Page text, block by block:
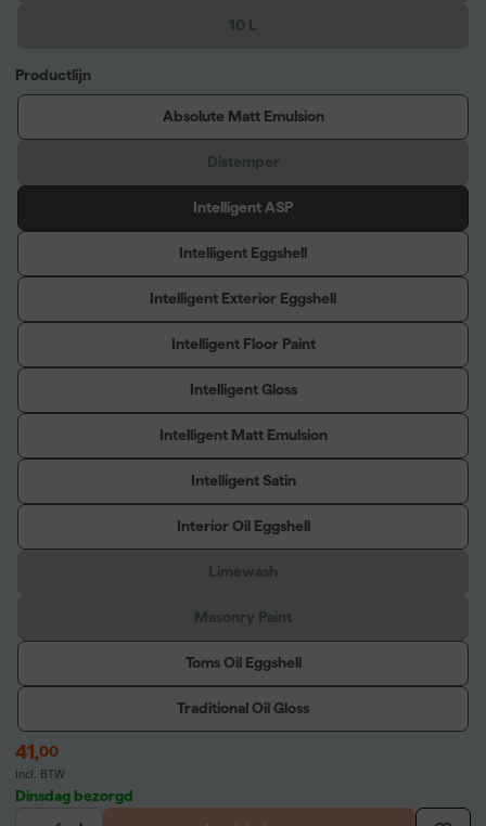
Productlijn
Absolute Matt Emulsion
Intelligent ASP
Intelligent Eggshell
Intelligent Exterior Eggshell
Intelligent Floor Paint
Intelligent Gloss
Intelligent Matt Emulsion
Intelligent Satin
Interior Oil Eggshell
Toms Oil Eggshell
Traditional Oil Gloss
41,00
incl. BTW
Dinsdag bezorgd